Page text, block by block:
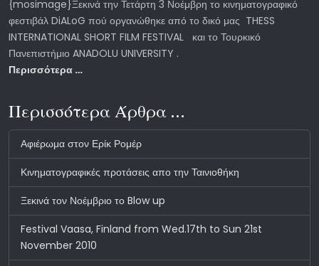
{mosimage}Ξεκινά την Τετάρτη 3 Νοέμβρη το κινηματογραφικό
φεστιβάλ DiALoG πού οργανώθηκε από το δικό μας THESS
INTERNATIONAL SHORT FILM FESTIVAL και το Τουρκικό
Πανεπιστήμιο ANADOLU UNIVERSITY .
Περισσότερα …
Περισσότερα Άρθρα …
Αφιέρωμα στον Ερίκ Ρομέρ
Κινηματογραφικές προτάσεις απο την Ταινιοθήκη
Ξεκινά τον Νοέμβριο το Blow up
Festival Vaasa, Finland from Wed.17th to Sun 21st
November 2010